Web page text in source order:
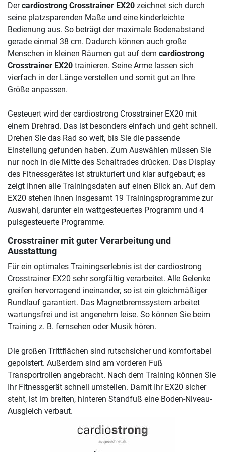
Dercardiostrong Crosstrainer EX20 zeichnet sich durch
seine platzsparenden Maße und eine kinderleichte
Bedienung aus. So beträgt der maximale Bodenabstand
gerade einmal 38 cm. Dadurch können auch große
Menschen in kleinen Räumen gut auf dem cardiostrong
Crosstrainer EX20 trainieren. Seine Arme lassen sich
vierfach in der Länge verstellen und somit gut an Ihre
Größe anpassen.
Gesteuert wird der cardiostrong Crosstrainer EX20 mit
einem Drehrad. Das ist besonders einfach und geht schnell.
Drehen Sie das Rad so weit, bis Sie die passende
Einstellung gefunden haben. Zum Auswählen müssen Sie
nur noch in die Mitte des Schaltrades drücken. Das Display
des Fitnessgerätes ist strukturiert und klar aufgebaut; es
zeigt Ihnen alle Trainingsdaten auf einen Blick an. Auf dem
EX20 stehen Ihnen insgesamt 19 Trainingsprogramme zur
Auswahl, darunter ein wattgesteuertes Programm und 4
pulsgesteuerte Programme.
Crosstrainer mit guter Verarbeitung und
Ausstattung
Für ein optimales Trainingserlebnis ist der cardiostrong
Crosstrainer EX20 sehr sorgfältig verarbeitet. Alle Gelenke
greifen hervorragend ineinander, so ist ein gleichmäßiger
Rundlauf garantiert. Das Magnetbremssystem arbeitet
wartungsfrei und ist angenehm leise. So können Sie beim
Training z. B. fernsehen oder Musik hören.
Die großen Trittflächen sind rutschsicher und komfortabel
gepolstert. Außerdem sind am vorderen Fuß
Transportrollen angebracht. Nach dem Training können Sie
Ihr Fitnessgerät schnell umstellen. Damit Ihr EX20 sicher
steht, ist im breiten, hinteren Standfuß eine Boden-Niveau-
Ausgleich verbaut.